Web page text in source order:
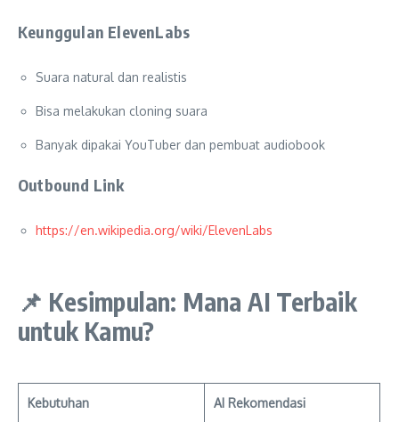
Keunggulan ElevenLabs
Suara natural dan realistis
Bisa melakukan cloning suara
Banyak dipakai YouTuber dan pembuat audiobook
Outbound Link
https://en.wikipedia.org/wiki/ElevenLabs
📌 Kesimpulan: Mana AI Terbaik
untuk Kamu?
Kebutuhan AI Rekomendasi